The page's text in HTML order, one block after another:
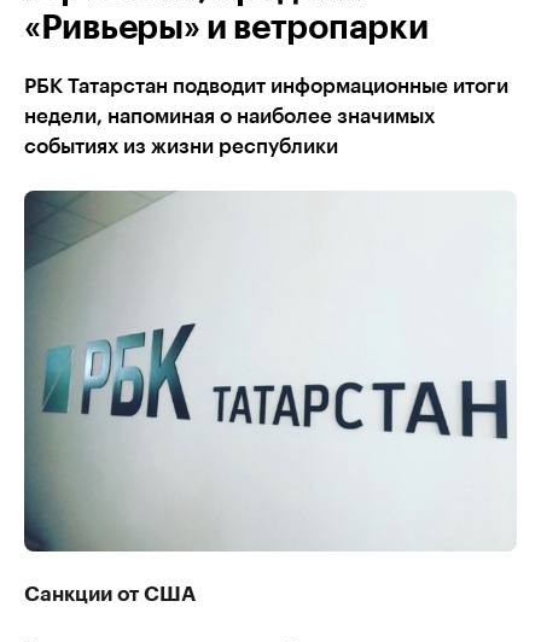
«Ривьеры» и ветропарки
РБК Татарстан подводит информационные итоги
недели, напоминая о наиболее значимых
событиях из жизни республики
Санкции от США